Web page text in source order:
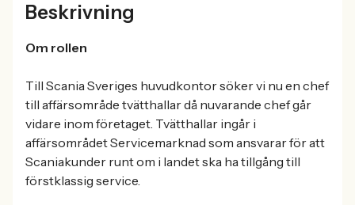
Beskrivning
Om rollen
Till Scania Sveriges huvudkontor söker vi nu en chef
till affärsområde tvätthallar då nuvarande chef går
vidare inom företaget. Tvätthallar ingår i
affärsområdet Servicemarknad som ansvarar för att
Scaniakunder runt om i landet ska ha tillgång till
förstklassig service.